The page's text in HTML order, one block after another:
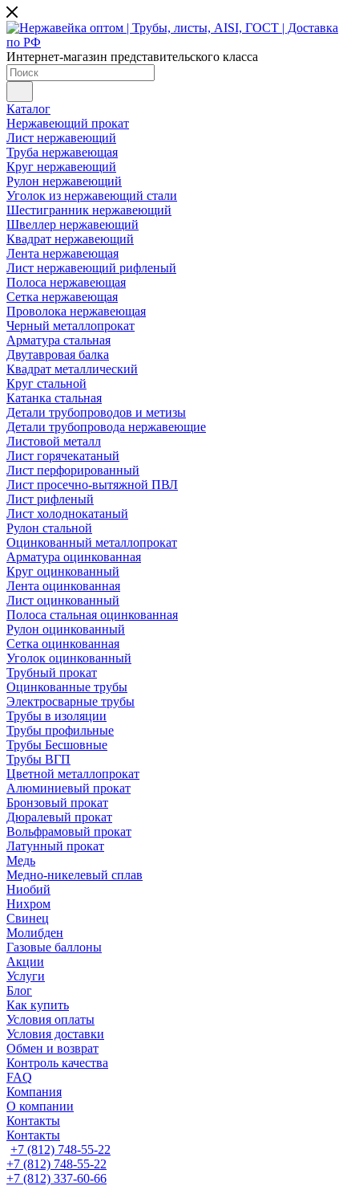
Интернет-магазин представительского класса
Каталог
Нержавеющий прокат
Лист нержавеющий
Труба нержавеющая
Круг нержавеющий
Рулон нержавеющий
Уголок из нержавеющий стали
Шестигранник нержавеющий
Швеллер нержавеющий
Квадрат нержавеющий
Лента нержавеющая
Лист нержавеющий рифленый
Полоса нержавеющая
Сетка нержавеющая
Проволока нержавеющая
Черный металлопрокат
Арматура стальная
Двутавровая балка
Квадрат металлический
Круг стальной
Катанка стальная
Детали трубопроводов и метизы
Детали трубопровода нержавеющие
Листовой металл
Лист горячекатаный
Лист перфорированный
Лист просечно-вытяжной ПВЛ
Лист рифленый
Лист холоднокатаный
Рулон стальной
Оцинкованный металлопрокат
Арматура оцинкованная
Круг оцинкованный
Лента оцинкованная
Лист оцинкованный
Полоса стальная оцинкованная
Рулон оцинкованный
Сетка оцинкованная
Уголок оцинкованный
Трубный прокат
Оцинкованные трубы
Электросварные трубы
Трубы в изоляции
Трубы профильные
Трубы Бесшовные
Трубы ВГП
Цветной металлопрокат
Алюминиевый прокат
Бронзовый прокат
Дюралевый прокат
Вольфрамовый прокат
Латунный прокат
Медь
Медно-никелевый сплав
Ниобий
Нихром
Свинец
Молибден
Газовые баллоны
Акции
Услуги
Блог
Как купить
Условия оплаты
Условия доставки
Обмен и возврат
Контроль качества
FAQ
Компания
О компании
Контакты
Контакты
+7 (812) 748-55-22
+7 (812) 748-55-22
+7 (812) 337-60-66